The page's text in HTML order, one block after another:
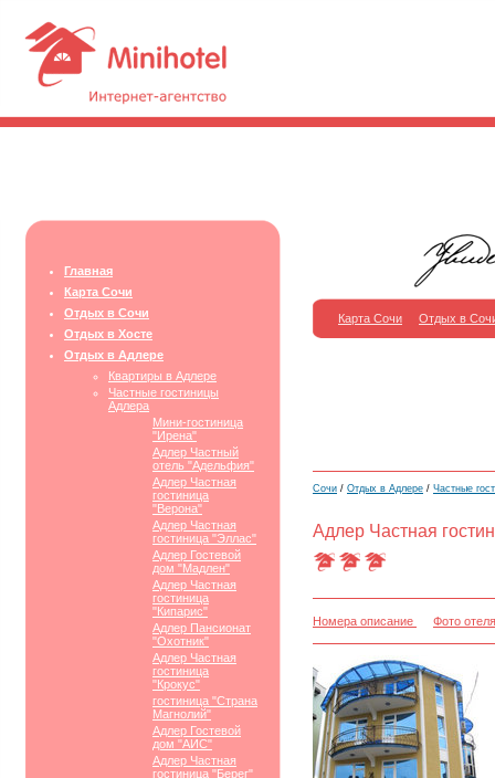
Главная
Карта Сочи
Отдых в Сочи
Отдых в Хосте
Отдых в Адлере
Квартиры в Адлере
Частные гостиницы
Адлера
Мини-гостиница
"Ирена"
Адлер Частный
отель "Адельфия"
Адлер Частная
гостиница
"Верона"
Адлер Частная
гостиница "Эллас"
Адлер Гостевой
дом "Мадлен"
Адлер Частная
гостиница
"Кипарис"
Адлер Пансионат
"Охотник"
Адлер Частная
гостиница
"Крокус"
гостиница "Страна
Магнолий"
Адлер Гостевой
дом "АИС"
Адлер Частная
гостиница "Берег"
Карта Сочи Отдых в
Сочи / Отдых в Адлере / Частные
Адлер Частная
Номера описание Фото отеля